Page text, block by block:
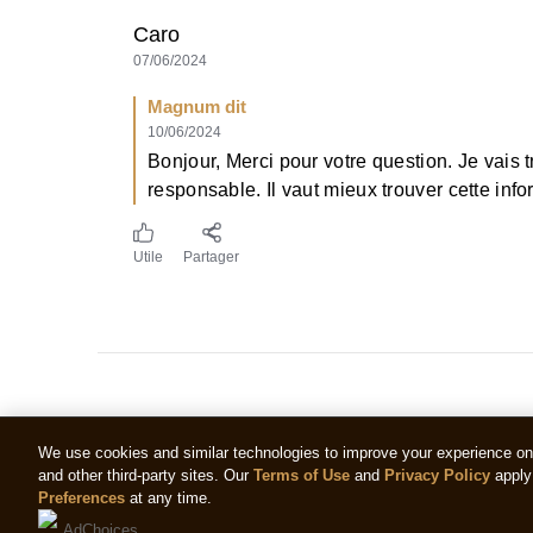
Caro
07/06/2024
Magnum dit
10/06/2024
Bonjour, Merci pour votre question. Je
responsable. Il vaut mieux trouver cette
Utile Partager
We use cookies and similar technologies to improve your experience
and other third-party sites. Our Terms of Use and Privacy Policy
Preferences at any time.